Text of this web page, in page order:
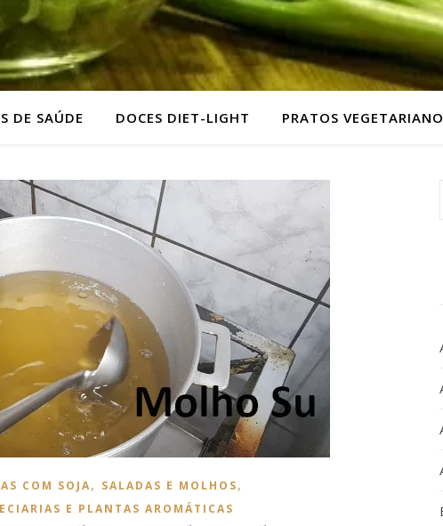
DE SAÚDE DOCES DIET-LIGHT PRATOS
COM SOJA, SALADAS E MOLHOS,
E PLANTAS AROMÁTICAS